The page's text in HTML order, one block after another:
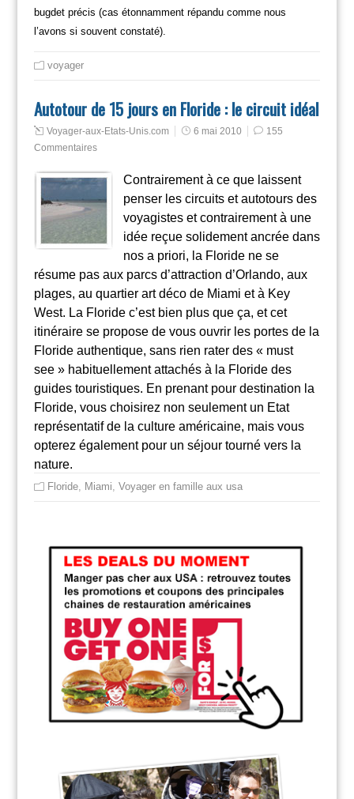
bugdet précis (cas étonnamment répandu comme nous
l’avons si souvent constaté).
voyager
Autotour de 15 jours en Floride : le circuit idéal
Voyager-aux-Etats-Unis.com 6 mai 2010
155
Commentaires
Contrairement à ce que laissent
penser les circuits et autotours des
voyagistes et contrairement à une
idée reçue solidement ancrée dans
nos a priori, la Floride ne se
résume pas aux parcs d’attraction d’Orlando, aux
plages, au quartier art déco de Miami et à Key
West. La Floride c’est bien plus que ça, et cet
itinéraire se propose de vous ouvrir les portes de la
Floride authentique, sans rien rater des « must
see » habituellement attachés à la Floride des
guides touristiques. En prenant pour destination la
Floride, vous choisirez non seulement un Etat
représentatif de la culture américaine, mais vous
opterez également pour un séjour tourné vers la
nature.
Floride, Miami Voyager en famille aux usa